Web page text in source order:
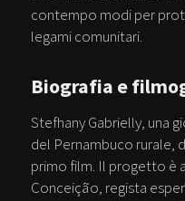
contempo modi per
legami comunitari.
Biografia e
Stefhany Gabrielly, una
del Pernambuco rurale,
primo film. Il progetto è
Conceição, regista